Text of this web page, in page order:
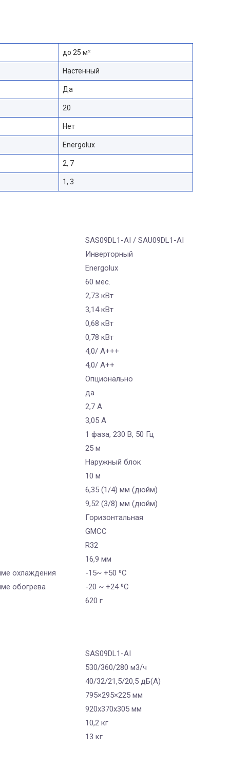
до 25 м²
Настенный
Да
20
Нет
Energolux
2, 7
1, 3
SAS09DL1-AI / SAU09DL1-AI
Инверторный
Energolux
60 мес.
2,73 кВт
3,14 кВт
0,68 кВт
0,78 кВт
4,0/ А+++
4,0/ А++
Опционально
да
2,7 A
3,05 А
1 фаза, 230 В, 50 Гц
25 м
Наружный блок
10 м
6,35 (1/4) мм (дюйм)
9,52 (3/8) мм (дюйм)
Горизонтальная
GMCC
R32
16,9 мм
охлаждения
-15~ +50 ⁰С
обогрева
-20 ~ +24 ⁰С
620 г
SAS09DL1-AI
530/360/280 м3/ч
40/32/21,5/20,5 дБ(А)
795×295×225 мм
920x370x305 мм
10,2 кг
13 кг